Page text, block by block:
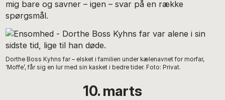
mig bare og savner – igen – svar på en række
spørgsmål.
Dorthe Boss Kyhns far – elsket i familien under kælenavnet for morfar,
‘Moffe’, får sig en lur med sin kasket i bedre tider. Foto: Privat.
10. marts